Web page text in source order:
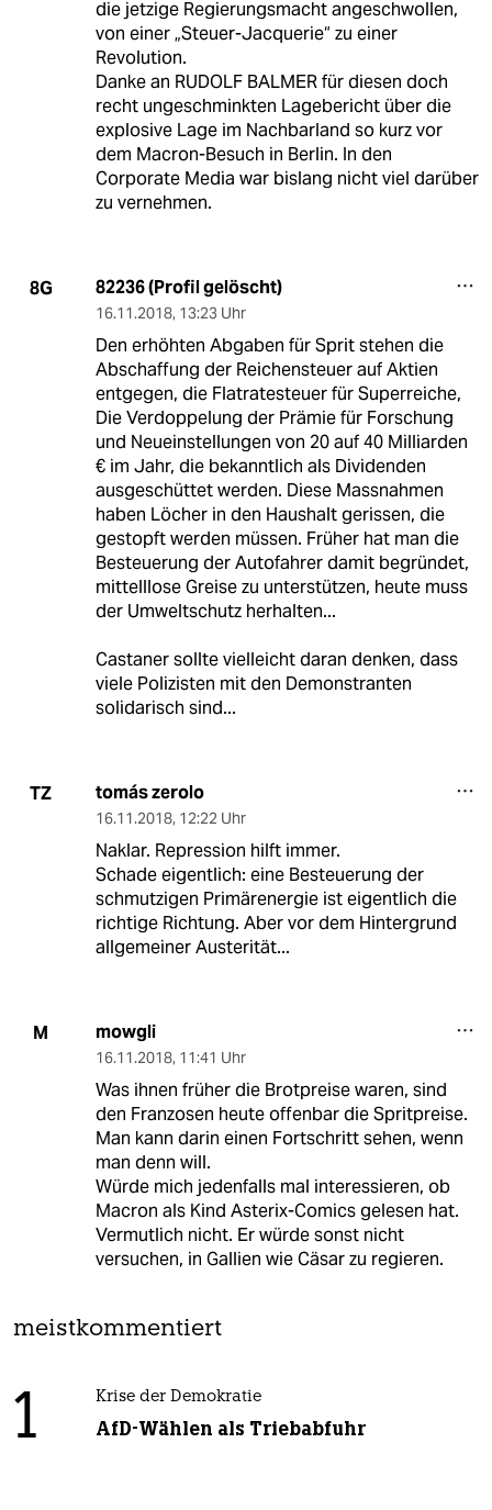
die jetzige Regierungsmacht angeschwollen,
von einer „Steuer-Jacquerie“ zu einer
Revolution.
Danke an RUDOLF BALMER für diesen doch
recht ungeschminkten Lagebericht über die
explosive Lage im Nachbarland so kurz vor
dem Macron-Besuch in Berlin. In den
Corporate Media war bislang nicht viel darüber
zu vernehmen.
8G 82236 (Profil gelöscht)
16.11.2018, 13:23 Uhr
Den erhöhten Abgaben für Sprit stehen die
Abschaffung der Reichensteuer auf Aktien
entgegen, die Flatratesteuer für Superreiche,
Die Verdoppelung der Prämie für Forschung
und Neueinstellungen von 20 auf 40 Milliarden
€ im Jahr, die bekanntlich als Dividenden
ausgeschüttet werden. Diese Massnahmen
haben Löcher in den Haushalt gerissen, die
gestopft werden müssen. Früher hat man die
Besteuerung der Autofahrer damit begründet,
mittelllose Greise zu unterstützen, heute muss
der Umweltschutz herhalten...
Castaner sollte vielleicht daran denken, dass
viele Polizisten mit den Demonstranten
solidarisch sind...
TZ tomás zerolo
16.11.2018, 12:22 Uhr
Naklar. Repression hilft immer.
Schade eigentlich: eine Besteuerung der
schmutzigen Primärenergie ist eigentlich die
richtige Richtung. Aber vor dem Hintergrund
allgemeiner Austerität...
M mowgli
16.11.2018, 11:41 Uhr
Was ihnen früher die Brotpreise waren, sind
den Franzosen heute offenbar die Spritpreise.
Man kann darin einen Fortschritt sehen, wenn
man denn will.
Würde mich jedenfalls mal interessieren, ob
Macron als Kind Asterix-Comics gelesen hat.
Vermutlich nicht. Er würde sonst nicht
versuchen, in Gallien wie Cäsar zu regieren.
meistkommentiert
1 Krise der Demokratie
AfD-Wählen als Triebabfuhr